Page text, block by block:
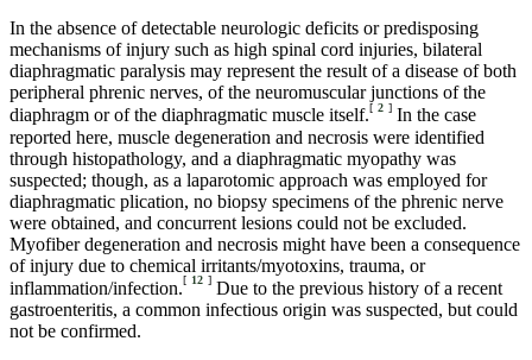
In the absence of detectable neurologic deficits or predisposing
mechanisms of injury such as high spinal cord injuries, bilateral
diaphragmatic paralysis may represent the result of a disease of both
peripheral phrenic nerves, of the neuromuscular junctions of the
diaphragm or of the diaphragmatic muscle itself.[ 2 ] In the case
reported here, muscle degeneration and necrosis were identified
through histopathology, and a diaphragmatic myopathy was
suspected; though, as a laparotomic approach was employed for
diaphragmatic plication, no biopsy specimens of the phrenic nerve
were obtained, and concurrent lesions could not be excluded.
Myofiber degeneration and necrosis might have been a consequence
of injury due to chemical irritants/myotoxins, trauma, or
inflammation/infection.[ 12 ] Due to the previous history of a recent
gastroenteritis, a common infectious origin was suspected, but could
not be confirmed.